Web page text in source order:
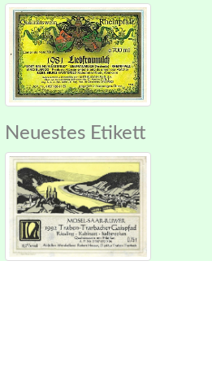
Neuestes Etikett